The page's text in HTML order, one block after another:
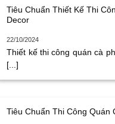
Tiêu Chuẩn Thiết Kế Thi
Decor
22/10/2024
Thiết kế thi công quán cà
[...]
Tiêu Chuẩn Thi Công Quán